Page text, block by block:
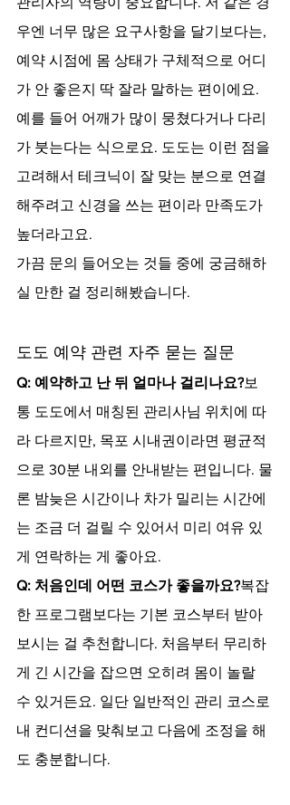
우엔 너무 많은 요구사항을 달기보다는,
예약 시점에 몸 상태가 구체적으로 어디
가 안 좋은지 딱 잘라 말하는 편이에요.
예를 들어 어깨가 많이 뭉쳤다거나 다리
가 붓는다는 식으로요. 도도는 이런 점을
고려해서 테크닉이 잘 맞는 분으로 연결
해주려고 신경을 쓰는 편이라 만족도가
높더라고요.
가끔 문의 들어오는 것들 중에 궁금해하
실 만한 걸 정리해봤습니다.
도도 예약 관련 자주 묻는 질문
Q: 예약하고 난 뒤 얼마나 걸리나요?보
통 도도에서 매칭된 관리사님 위치에 따
라 다르지만, 목포 시내권이라면 평균적
으로 30분 내외를 안내받는 편입니다. 물
론 밤늦은 시간이나 차가 밀리는 시간에
는 조금 더 걸릴 수 있어서 미리 여유 있
게 연락하는 게 좋아요.
Q: 처음인데 어떤 코스가 좋을까요?복잡
한 프로그램보다는 기본 코스부터 받아
보시는 걸 추천합니다. 처음부터 무리하
게 긴 시간을 잡으면 오히려 몸이 놀랄
수 있거든요. 일단 일반적인 관리 코스로
내 컨디션을 맞춰보고 다음에 조정을 해
도 충분합니다.